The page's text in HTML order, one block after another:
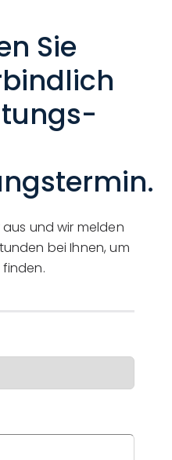
Sie
aus und wir melden
bei Ihnen, um